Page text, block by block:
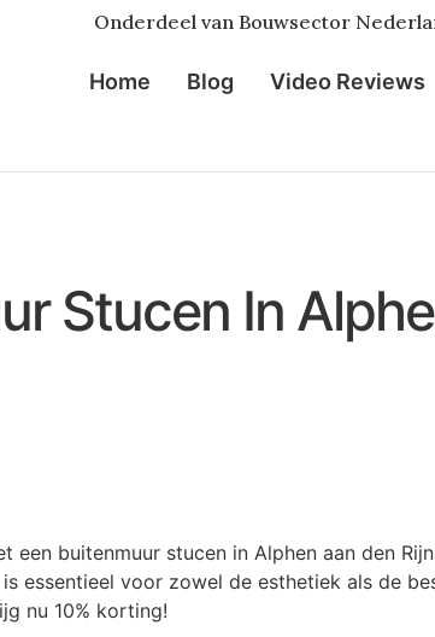
Onderdeel van Bouwsector
Home Blog Video Reviews
Stucen In
essentieel voor zowel de esthetiek als de
nu 10% korting!